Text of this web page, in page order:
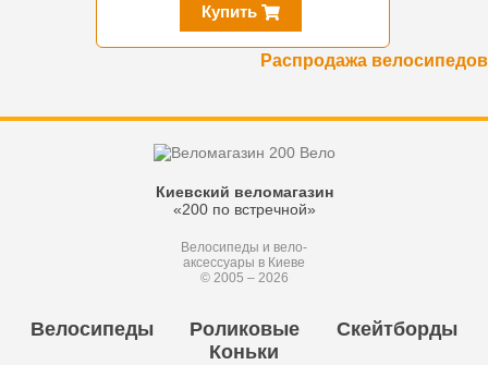
Купить
Распродажа велосипедов
Киевский веломагазин
«200 по встречной»
Велосипеды и вело-
аксессуары в Киеве
© 2005 – 2026
Велосипеды
Роликовые
Коньки
Скейтборды